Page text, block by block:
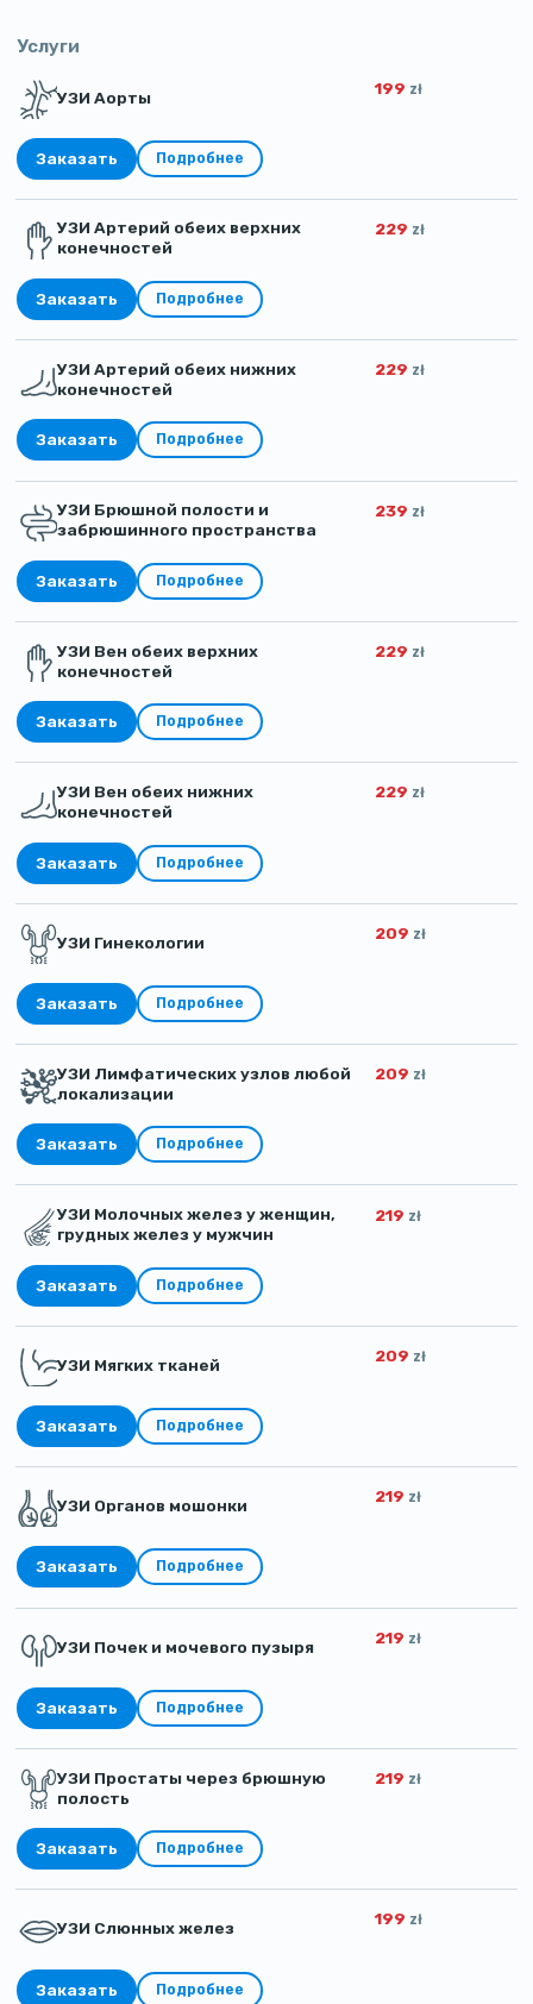
Услуги
УЗИ Аорты 199 zł
Заказать Подробнее
УЗИ Артерий обеих верхних
конечностей
229 zł
Заказать Подробнее
УЗИ Артерий обеих нижних
конечностей
229 zł
Заказать Подробнее
УЗИ Брюшной полости и
забрюшинного пространства
239 zł
Заказать Подробнее
УЗИ Вен обеих верхних
конечностей
229 zł
Заказать Подробнее
УЗИ Вен обеих нижних
конечностей
229 zł
Заказать Подробнее
УЗИ Гинекологии 209 zł
Заказать Подробнее
УЗИ Лимфатических узлов любой
локализации
209 zł
Заказать Подробнее
УЗИ Молочных желез у женщин,
грудных желез у мужчин
219 zł
Заказать Подробнее
УЗИ Мягких тканей 209 zł
Заказать Подробнее
УЗИ Органов мошонки 219 zł
Заказать Подробнее
УЗИ Почек и мочевого пузыря 219 zł
Заказать Подробнее
УЗИ Простаты через брюшную
полость
219 zł
Заказать Подробнее
УЗИ Слюнных желез 199 zł
Заказать Подробнее